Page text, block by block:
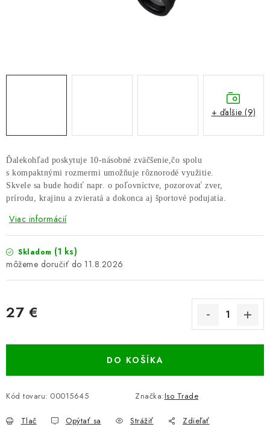
Galéria od Zákaznikov
Ďalekohľad poskytuje 10-násobné zväčšenie,čo spolu
s kompaktnými rozmermi umožňuje rôznorodé využitie.
Skvele sa bude hodiť napr. o poľovníctve, pozorovať zver,
prírodu, krajinu a zvieratá a dokonca aj športové podujatia.
Viac informácií
Skladom (1 ks)
11.8.2026
27 €
DO KOŠÍKA
Kód tovaru: 00015645 Značka:Iso Trade
Tlač Opýtať sa Strážiť Zdieľať
+ ďalšie (9)